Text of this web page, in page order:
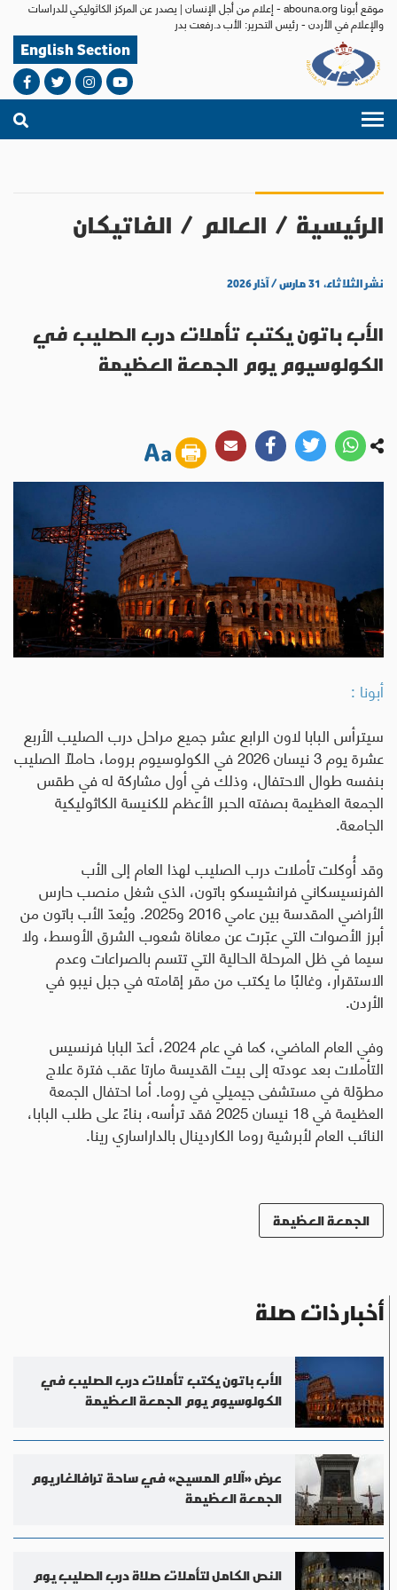
موقع أبونا abouna.org - إعلام من أجل الإنسان | يصدر عن المركز الكاثوليكي للدراسات
والإعلام في الأردن - رئيس التحرير: الأب د.رفعت بدر
English Section
الرئيسية / العالم / الفاتيكان
نشر الثلاثاء، ٣١ مارس / آذار ٢٠٢٦
الأب باتون يكتب تأملات درب الصليب في
الكولوسيوم يوم الجمعة العظيمة
أبونا :
سيترأس البابا لاون الرابع عشر جميع مراحل درب الصليب الأربع
عشرة يوم 3 نيسان 2026 في الكولوسيوم بروما، حاملاً الصليب
بنفسه طوال الاحتفال، وذلك في أول مشاركة له في طقس
الجمعة العظيمة بصفته الحبر الأعظم للكنيسة الكاثوليكية
الجامعة.
وقد أُوكلت تأملات درب الصليب لهذا العام إلى الأب
الفرنسيسكاني فرانشيسكو باتون، الذي شغل منصب حارس
الأراضي المقدسة بين عامي 2016 و2025. ويُعدّ الأب باتون من
أبرز الأصوات التي عبّرت عن معاناة شعوب الشرق الأوسط، ولا
سيما في ظل المرحلة الحالية التي تتسم بالصراعات وعدم
الاستقرار، وغالبًا ما يكتب من مقر إقامته في جبل نيبو في
الأردن.
وفي العام الماضي، كما في عام 2024، أعدّ البابا فرنسيس
التأملات بعد عودته إلى بيت القديسة مارتا عقب فترة علاج
مطوّلة في مستشفى جيميلي في روما. أما احتفال الجمعة
العظيمة في 18 نيسان 2025 فقد ترأسه، بناءً على طلب البابا،
النائب العام لأبرشية روما الكاردينال بالداراساري رينا.
الجمعة العظيمة
أخبار ذات صلة
الأب باتون يكتب تأملات درب الصليب في
الكولوسيوم يوم الجمعة العظيمة
عرض «آلام المسيح» في ساحة ترافالغار يوم
الجمعة العظيمة
النص الكامل لتأملات صلاة درب الصليب يوم